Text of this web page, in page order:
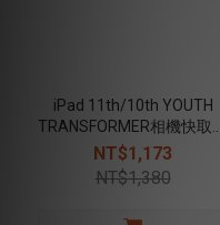
iPad 11th/10th YOUTH
TRANSFORMER相機快取可
拆面蓋防摔皮套（筆槽款）
NT$1,173
NT$1,380